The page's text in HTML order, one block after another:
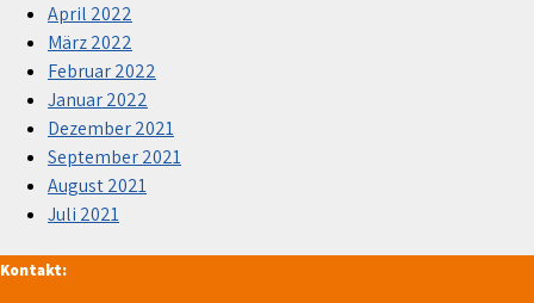
April 2022
März 2022
Februar 2022
Januar 2022
Dezember 2021
September 2021
August 2021
Juli 2021
Kontakt: